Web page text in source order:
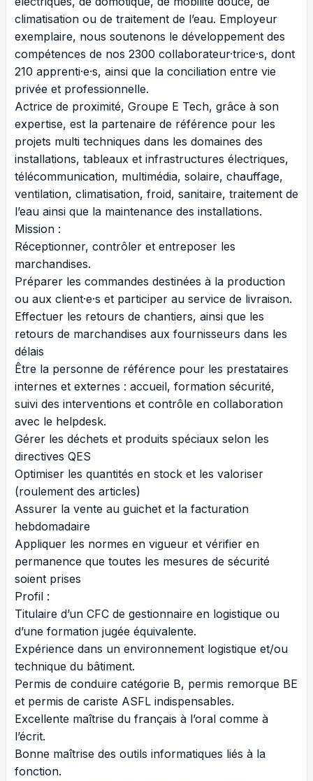
climatisation ou de traitement de l’eau. Employeur
exemplaire, nous soutenons le développement des
compétences de nos 2300 collaborateur·trice·s, dont
210 apprenti·e·s, ainsi que la conciliation entre vie
privée et professionnelle.
Actrice de proximité, Groupe E Tech, grâce à son
expertise, est la partenaire de référence pour les
projets multi techniques dans les domaines des
installations, tableaux et infrastructures électriques,
télécommunication, multimédia, solaire, chauffage,
ventilation, climatisation, froid, sanitaire, traitement de
l’eau ainsi que la maintenance des installations.
Mission :
Réceptionner, contrôler et entreposer les
marchandises.
Préparer les commandes destinées à la production
ou aux client·e·s et participer au service de livraison.
Effectuer les retours de chantiers, ainsi que les
retours de marchandises aux fournisseurs dans les
délais
Être la personne de référence pour les prestataires
internes et externes : accueil, formation sécurité,
suivi des interventions et contrôle en collaboration
avec le helpdesk.
Gérer les déchets et produits spéciaux selon les
directives QES
Optimiser les quantités en stock et les valoriser
(roulement des articles)
Assurer la vente au guichet et la facturation
hebdomadaire
Appliquer les normes en vigueur et vérifier en
permanence que toutes les mesures de sécurité
soient prises
Profil :
Titulaire d’un CFC de gestionnaire en logistique ou
d’une formation jugée équivalente.
Expérience dans un environnement logistique et/ou
technique du bâtiment.
Permis de conduire catégorie B, permis remorque BE
et permis de cariste ASFL indispensables.
Excellente maîtrise du français à l’oral comme à
l’écrit.
Bonne maîtrise des outils informatiques liés à la
fonction.